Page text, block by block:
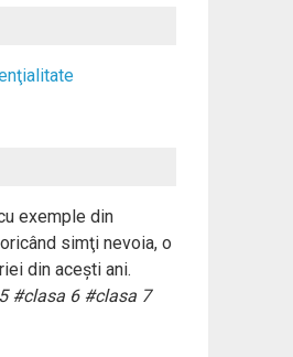
exemple din
simţi nevoia, o
din aceşti ani.
#clasa 6 #clasa 7